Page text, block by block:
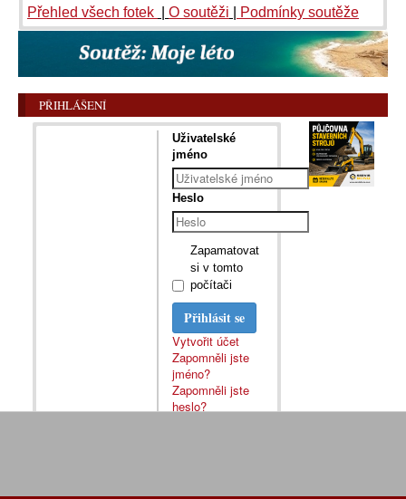
Přehled všech fotek O soutěži Podmínky soutěže
PŘIHLÁŠENÍ
Uživatelské
jméno
Heslo
Zapamatovat
si v tomto
počítači
Přihlásit se
Vytvořit účet
Zapomněli jste
jméno?
Zapomněli jste
heslo?